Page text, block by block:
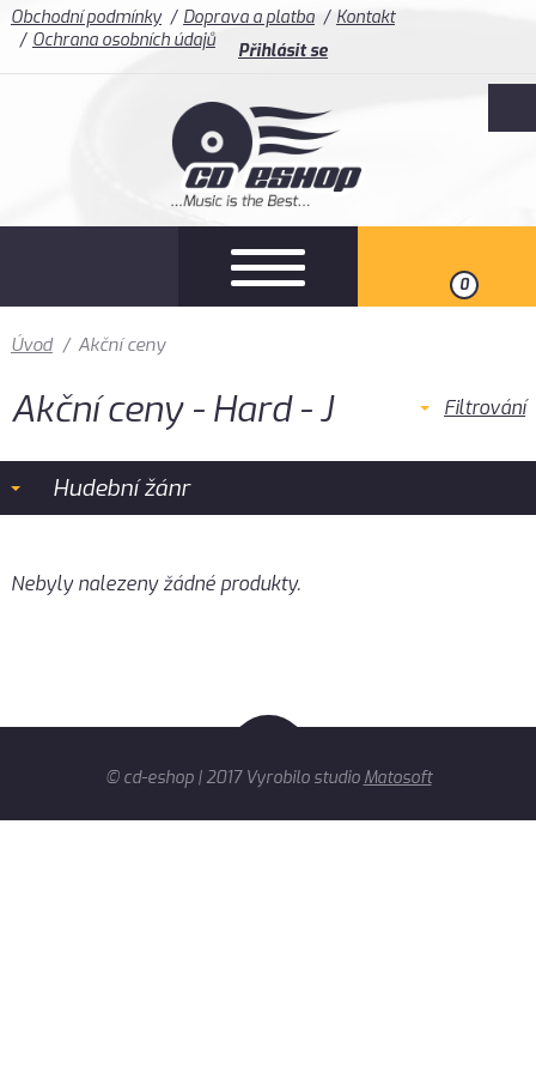
Obchodní podmínky Doprava a platba
Kontakt
Ochrana osobních údajů
Přihlásit se
0
Úvod / Akční ceny
Akční ceny - Hard - J Filtrování
Hudební žánr
Nebyly nalezeny žádné produkty.
© cd-eshop | 2017 Vyrobilo studio Matosoft